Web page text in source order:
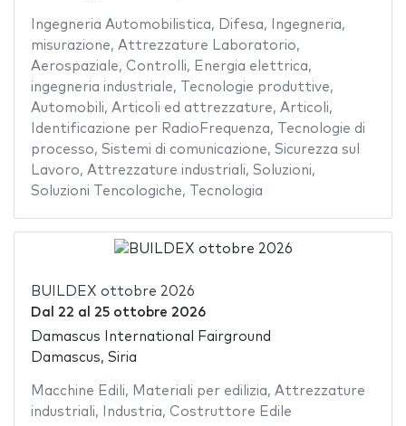
Ingegneria Automobilistica, Difesa, Ingegneria,
misurazione, Attrezzature Laboratorio,
Aerospaziale, Controlli, Energia elettrica,
ingegneria industriale, Tecnologie produttive,
Automobili, Articoli ed attrezzature, Articoli,
Identificazione per RadioFrequenza,
Tecnologie di
processo, Sistemi di comunicazione, Sicurezza sul
Lavoro, Attrezzature industriali, Soluzioni,
Soluzioni Tencologiche, Tecnologia
BUILDEX ottobre 2026
Dal 22 al 25 ottobre 2026
Damascus International Fairground
Damascus, Siria
Macchine Edili, Materiali per edilizia, Attrezzature
industriali, Industria, Costruttore Edile